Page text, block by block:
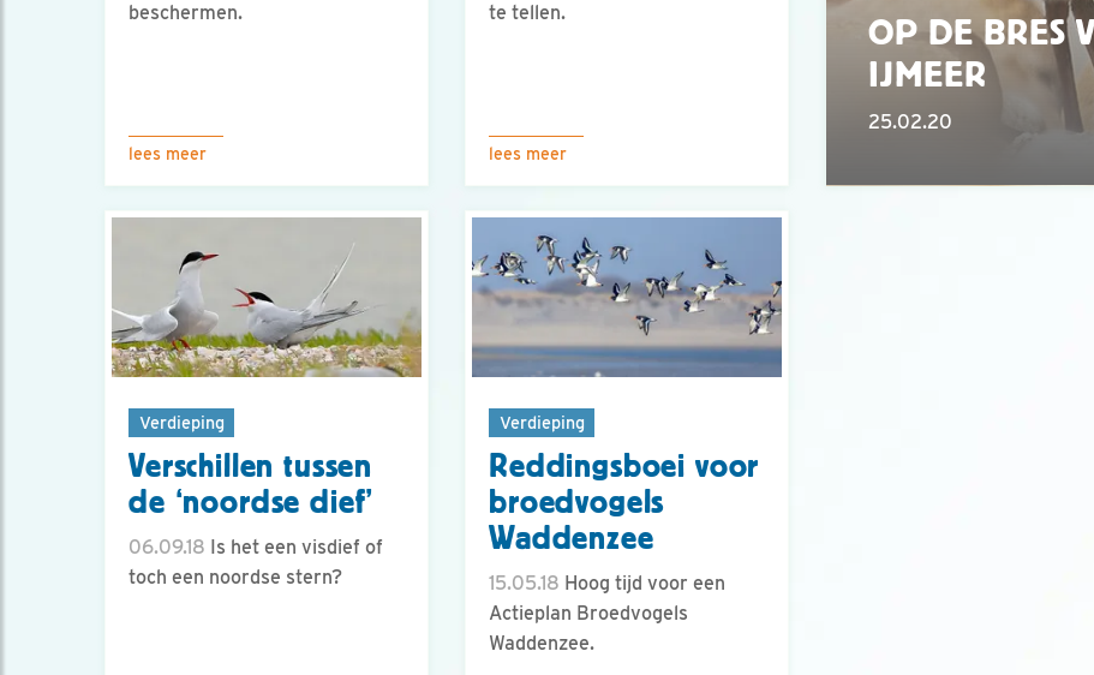
beschermen.
lees meer
te tellen.
lees meer
OP DE BRES
IJMEER
25.02.20
Verdieping
Verschillen tussen
de ‘noordse dief’
06.09.18 Is het een visdief of
toch een noordse stern?
Verdieping
Reddingsboei voor
broedvogels
Waddenzee
15.05.18 Hoog tijd voor een
Actieplan Broedvogels
Waddenzee.